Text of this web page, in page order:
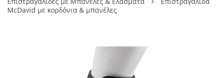
McDavid με κορδόνια & μπανέλες